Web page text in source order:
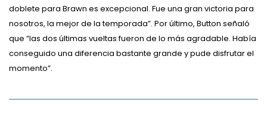
doblete para Brawn es excepcional. Fue una gran victoria para
nosotros, la mejor de la temporada”. Por último, Button señaló
que “las dos últimas vueltas fueron de lo más agradable. Había
conseguido una diferencia bastante grande y pude disfrutar el
momento”.